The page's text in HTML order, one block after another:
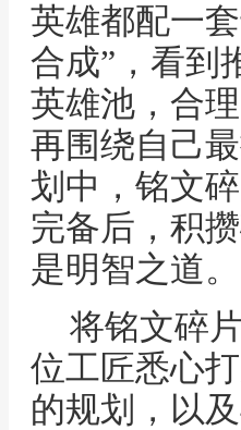
英雄都配一
合成”，看到
英雄池，合
再围绕自己
划中，铭文
完备后，积
是明智之道。
将铭文碎
位工匠悉心
的规划，以